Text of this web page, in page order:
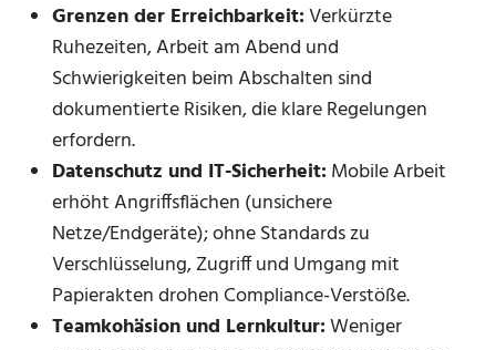
Grenzen der Erreichbarkeit:Verkürzte
Ruhezeiten, Arbeit am Abend und
Schwierigkeiten beim Abschalten sind
dokumentierte Risiken, die klare Regelungen
erfordern.
Datenschutz und IT-Sicherheit:Mobile Arbeit
erhöht Angriffsflächen (unsichere
Netze/Endgeräte); ohne Standards zu
Verschlüsselung, Zugriff und Umgang mit
Papierakten drohen Compliance-Verstöße.
Teamkohäsion und Lernkultur:Weniger